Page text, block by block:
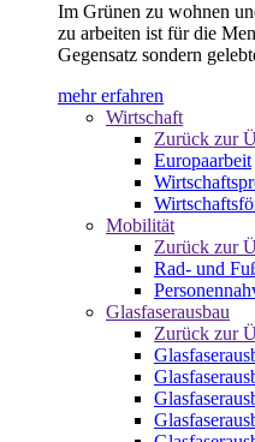
Im Grünen zu wohnen
zu arbeiten ist für die
Gegensatz sondern
mehr erfahren
Wirtschaft
Zurück zur
Europaarbeit
Mobilität
Zurück zur
Rad- und
Glasfaserausbau
Zurück zur